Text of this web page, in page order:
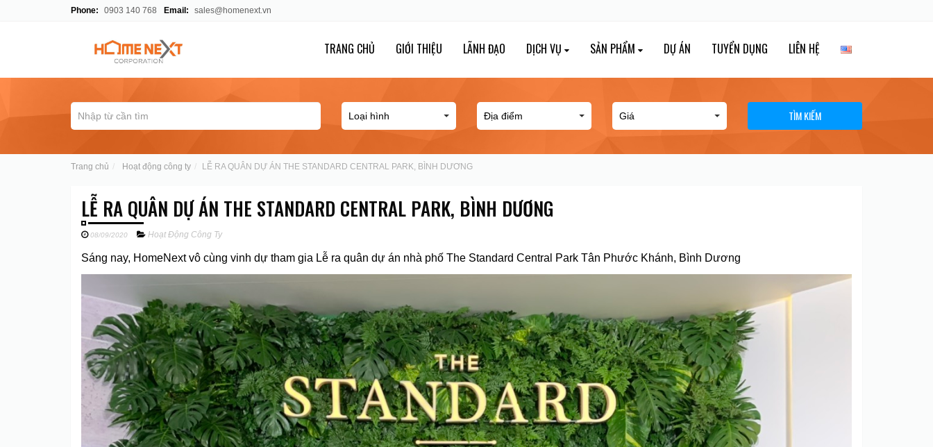
Phone: 0903 140 768 Email: sales@homenext.vn
TRANG CHỦ GIỚI THIỆU LÃNH ĐẠO DỊCH VỤ SẢN PHẨM DỰ ÁN TUYỂN DỤNG LIÊN HỆ
TÌM KIẾM
Trang chủ Hoạt động công ty LỄ RA QUÂN DỰ ÁN THE STANDARD CENTRAL PARK, BÌNH DƯƠNG
LỄ RA QUÂN DỰ ÁN THE STANDARD CENTRAL PARK, BÌNH DƯƠNG
08/09/2020 Hoạt Động Công Ty
Sáng nay, HomeNext vô cùng vinh dự tham gia Lễ ra quân dự án nhà phố The Standard Central Park Tân Phước Khánh, Bình Dương